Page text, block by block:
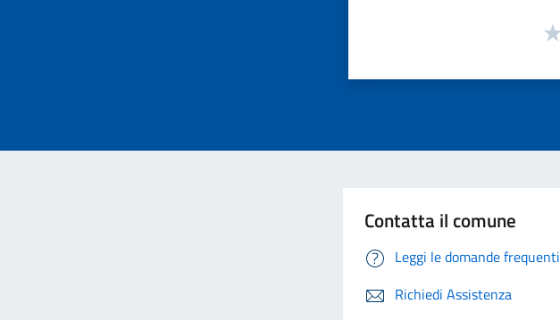
Contatta il comune
Leggi le domande frequenti
Richiedi Assistenza